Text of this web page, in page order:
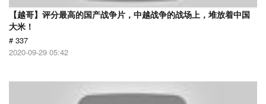
【越哥】评分最高的国产战争片，中越战争的战场上，堆放着中国
大米！
# 337
2020-09-29 05:42